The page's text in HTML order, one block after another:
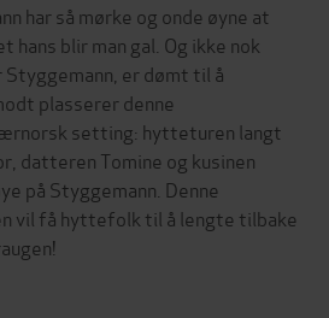
har så mørke og onde øyne at
hans blir man gal. Og ikke nok
Styggemann, er dømt til å
plasserer denne
setting: hytteturen langt
datteren Tomine og kusinen
på Styggemann. Denne
vil få hyttefolk til å lengte tilbake